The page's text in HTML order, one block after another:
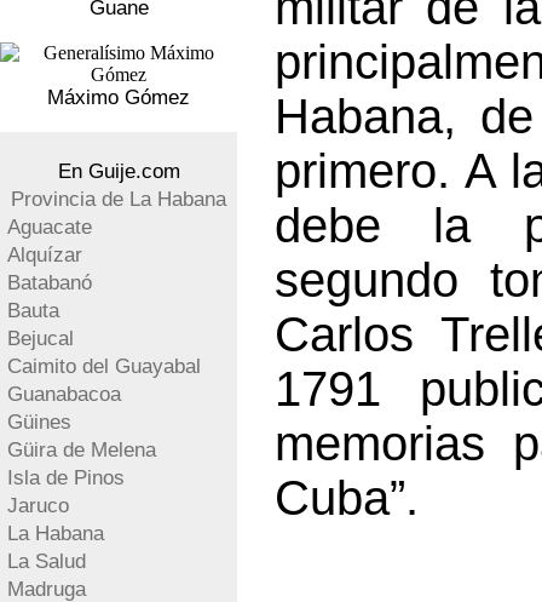
Guane
Máximo Gómez
En Guije.com
Provincia de La Habana
Aguacate
Alquízar
Batabanó
Bauta
Bejucal
Caimito del Guayabal
Guanabacoa
Güines
Güira de Melena
Isla de Pinos
Jaruco
La Habana
La Salud
Madruga
Habana,
primero. A
debe la
segundo
Carlos
1791
memorias
Cuba”.